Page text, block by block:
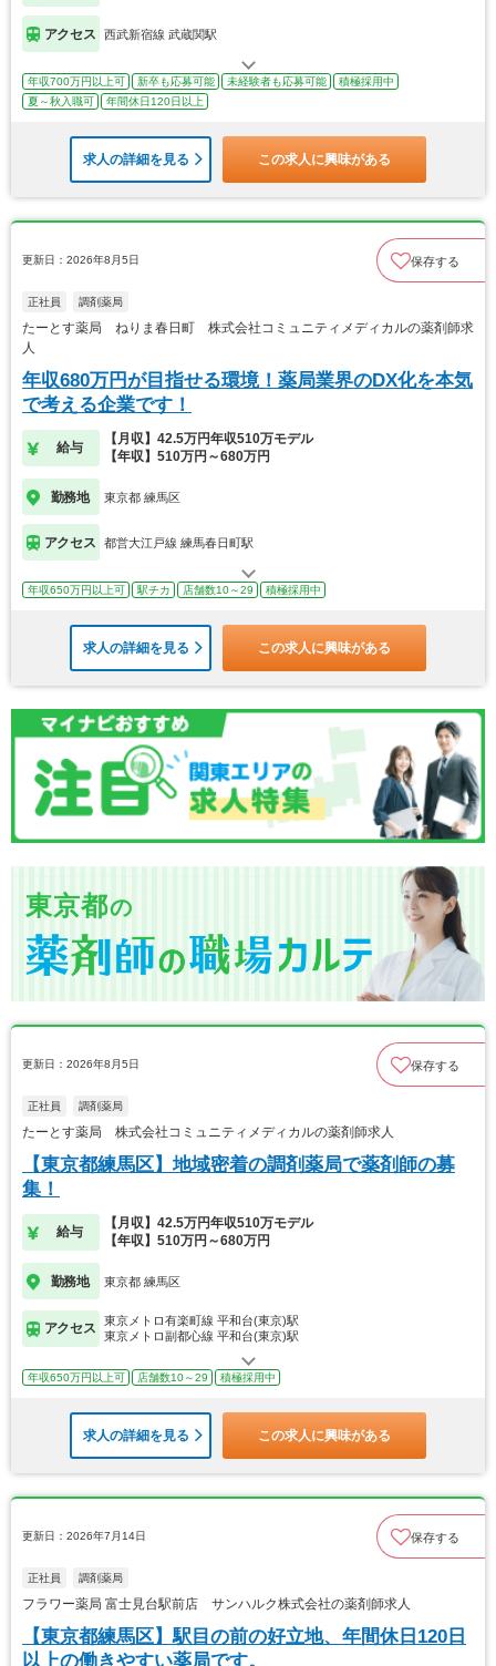
アクセス 西武新宿線 武蔵関駅
年収700万円以上可 新卒も応募可能 未経験者も応募可能
積極採用中
夏～秋入職可
年間休日120日以上
求人の詳細を見る この求人に興味がある
更新日：2026年8月5日 保存する
正社員 調剤薬局
たーとす薬局 ねりま春日町 株式会社コミュニティメディカルの薬剤師求
人
年収680万円が目指せる環境！薬局業界のDX化を本気
で考える企業です！
給与
【月収】42.5万円年収510万モデル
【年収】510万円～680万円
勤務地 東京都 練馬区
アクセス 都営大江戸線 練馬春日町駅
年収650万円以上可 駅チカ 店舗数10～29 積極採用中
求人の詳細を見る この求人に興味がある
東京都の
更新日：2026年8月5日 保存する
正社員 調剤薬局
たーとす薬局 株式会社コミュニティメディカルの薬剤師求人
【東京都練馬区】地域密着の調剤薬局で薬剤師の募
集！
給与
【月収】42.5万円年収510万モデル
【年収】510万円～680万円
勤務地 東京都 練馬区
アクセス
東京メトロ有楽町線 平和台(東京)駅
東京メトロ副都心線 平和台(東京)駅
年収650万円以上可 店舗数10～29 積極採用中
求人の詳細を見る この求人に興味がある
更新日：2026年7月14日 保存する
正社員 調剤薬局
フラワー薬局 富士見台駅前店 サンハルク株式会社の薬剤師求人
【東京都練馬区】駅目の前の好立地、年間休日120日
以上の働きやすい薬局です。